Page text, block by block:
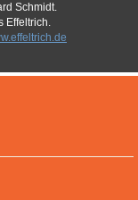
Schmidt.
Effeltrich.